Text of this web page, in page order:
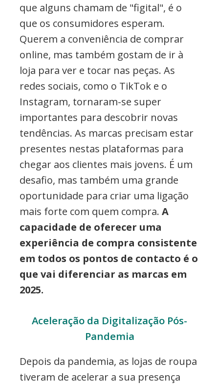
que alguns chamam de "figital", é o
que os consumidores esperam.
Querem a conveniência de comprar
online, mas também gostam de ir à
loja para ver e tocar nas peças. As
redes sociais, como o TikTok e o
Instagram, tornaram-se super
importantes para descobrir novas
tendências. As marcas precisam estar
presentes nestas plataformas para
chegar aos clientes mais jovens. É um
desafio, mas também uma grande
oportunidade para criar uma ligação
mais forte com quem compra. A
capacidade de oferecer uma
experiência de compra consistente
em todos os pontos de contacto é o
que vai diferenciar as marcas em
2025.
Aceleração da Digitalização Pós-
Pandemia
Depois da pandemia, as lojas de roupa
tiveram de acelerar a sua presença